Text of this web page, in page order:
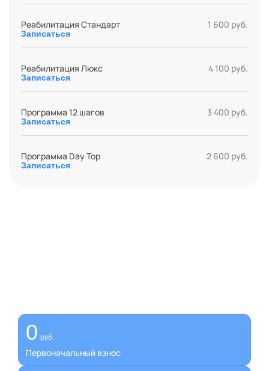
Реабилитация Стандарт 1 600 руб.
Записаться
Реабилитация Люкс 4 100 руб.
Записаться
Программа 12 шагов 3 400 руб.
Записаться
Программа Day Top 2 600 руб.
Записаться
0 руб.
Первоначальный взнос